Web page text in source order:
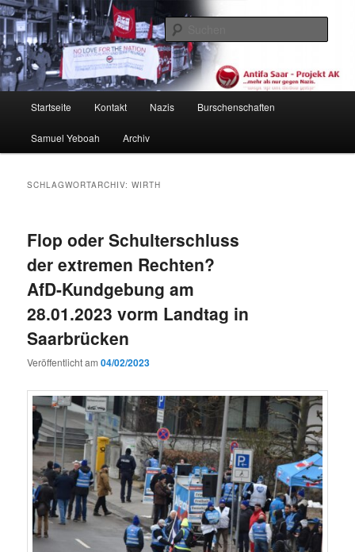
Zum
primären
Inhalt
springen
Zum
sekundären
Inhalt
springenAntifa Saar / Projekt AK
Startseite Kontakt Nazis Burschenschaften
Samuel Yeboah Archiv
SCHLAGWORTARCHIV:WIRTH
Flop oder Schulterschluss
der extremen Rechten?
AfD-Kundgebung am
28.01.2023 vorm Landtag in
Saarbrücken
Veröffentlicht am04/02/2023